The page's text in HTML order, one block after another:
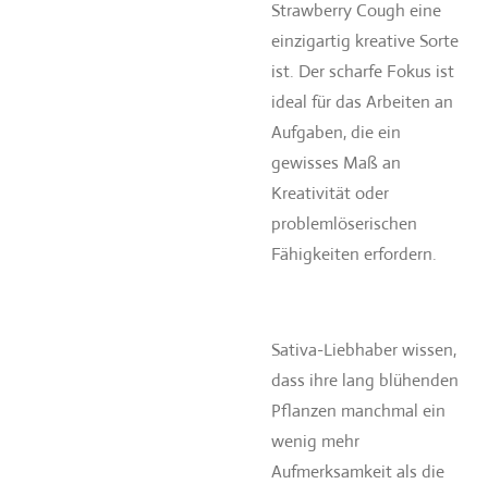
Strawberry Cough eine
einzigartig kreative Sorte
ist. Der scharfe Fokus ist
ideal für das Arbeiten an
Aufgaben, die ein
gewisses Maß an
Kreativität oder
problemlöserischen
Fähigkeiten erfordern.
Sativa-Liebhaber wissen,
dass ihre lang blühenden
Pflanzen manchmal ein
wenig mehr
Aufmerksamkeit als die